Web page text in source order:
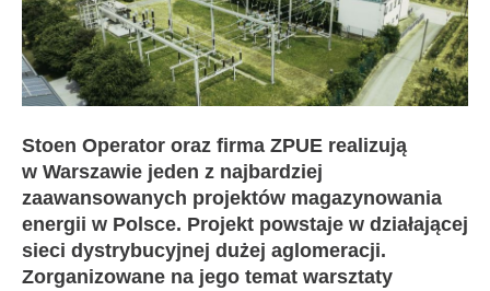
Stoen Operator oraz firma ZPUE realizują
w Warszawie jeden z najbardziej
zaawansowanych projektów magazynowania
energii w Polsce. Projekt powstaje w działającej
sieci dystrybucyjnej dużej aglomeracji.
Zorganizowane na jego temat warsztaty